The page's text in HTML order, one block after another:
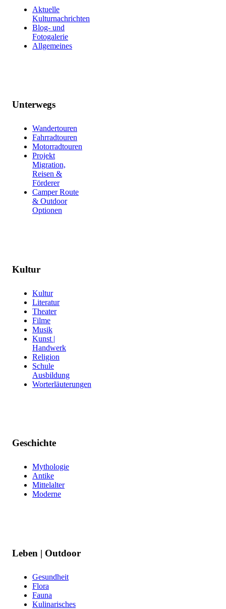
Aktuelle
Kulturnachrichten
Blog- und
Fotogalerie
Allgemeines
Unterwegs
Wandertouren
Fahrradtouren
Motorradtouren
Projekt
Migration,
Reisen &
Förderer
Camper Route
& Outdoor
Optionen
Kultur
Kultur
Literatur
Theater
Filme
Musik
Kunst |
Handwerk
Religion
Schule
Ausbildung
Worterläuterungen
Geschichte
Mythologie
Antike
Mittelalter
Moderne
Leben | Outdoor
Gesundheit
Flora
Fauna
Kulinarisches